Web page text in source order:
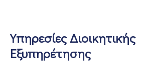
Υπηρεσίες Διοικητικής
Εξυπηρέτησης